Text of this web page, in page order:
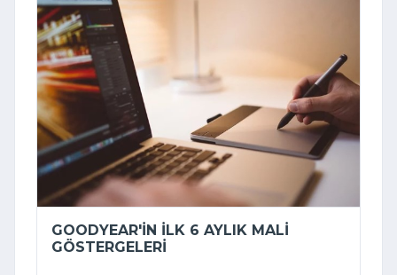
GOODYEAR'IN ILK 6 AYLIK MALI
GÖSTERGELERI